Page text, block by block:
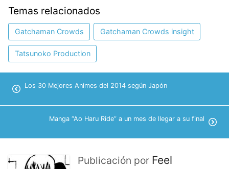
Temas relacionados
Gatchaman Crowds Gatchaman Crowds insight
Tatsunoko Production
Los 30 Mejores Animes del 2014 según Japón
Manga “Ao Haru Ride” a un mes de llegar a su final
Publicación por Feel